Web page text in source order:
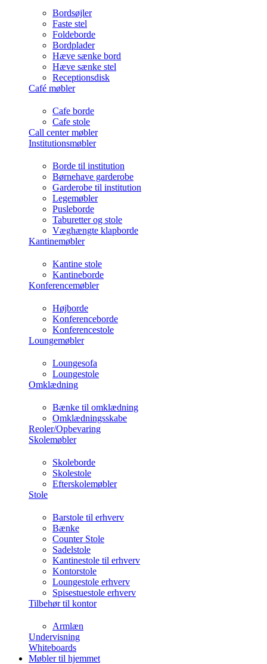
Bordsøjler
Faste stel
Foldeborde
Bordplader
Hæve sænke bord
Hæve sænke stel
Receptionsdisk
Café møbler
Cafe borde
Cafe stole
Call center møbler
Institutionsmøbler
Borde til institution
Børnehave garderobe
Garderobe til institution
Legemøbler
Pusleborde
Taburetter og stole
Væghængte klapborde
Kantinemøbler
Kantine stole
Kantineborde
Konferencemøbler
Højborde
Konferenceborde
Konferencestole
Loungemøbler
Loungesofa
Loungestole
Omklædning
Bænke til omklædning
Omklædningsskabe
Reoler/Opbevaring
Skolemøbler
Skoleborde
Skolestole
Efterskolemøbler
Stole
Barstole til erhverv
Bænke
Counter Stole
Sadelstole
Kantinestole til erhverv
Kontorstole
Loungestole erhverv
Spisestuestole erhverv
Tilbehør til kontor
Armlæn
Undervisning
Whiteboards
Møbler til hjemmet